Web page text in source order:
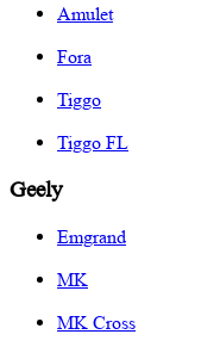
Amulet
Fora
Tiggo
Tiggo FL
Geely
Emgrand
MK
MK Cross